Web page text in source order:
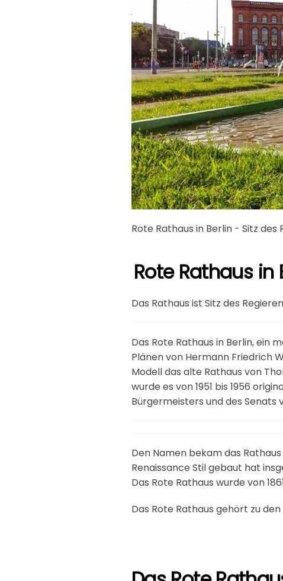
Rote Rathaus in Berlin - Sitz
Rote Rathaus
Das Rathaus ist Sitz des
Das Rote Rathaus in Berlin, ein
Plänen von Hermann Friedrich
Modell das alte Rathaus von
wurde es von 1951 bis 1956
Bürgermeisters und des Senats
Den Namen bekam das
Renaissance Stil gebaut hat
Das Rote Rathaus wurde von
Das Rote Rathaus gehört zu den